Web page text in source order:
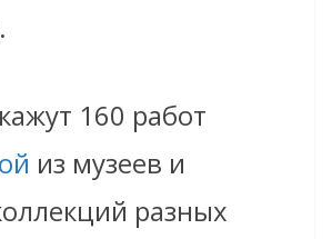
160 работ
из музеев и
разных